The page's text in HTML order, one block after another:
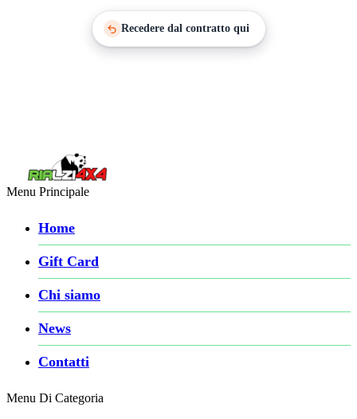
Recedere dal contratto qui
Menu Principale
Home
Gift Card
Chi siamo
News
Contatti
Menu Di Categoria